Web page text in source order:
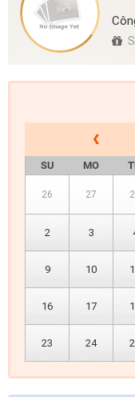
SU MO
26 27
2 3
9 10
16 17
23 24